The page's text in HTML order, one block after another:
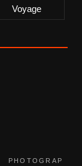
Voyage
PHOTOGRAP